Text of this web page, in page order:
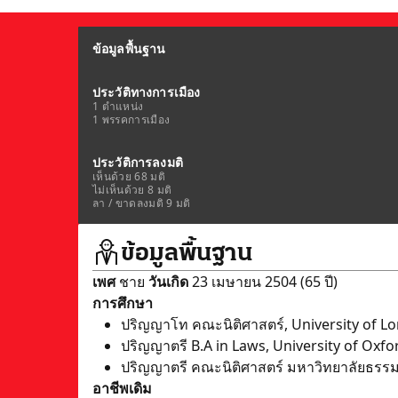
ข้อมูลพื้นฐาน
ประวัติทางการเมือง
1 ตำแหน่ง
1 พรรคการเมือง
ประวัติการลงมติ
เห็นด้วย 68 มติ
ไม่เห็นด้วย 8 มติ
ลา / ขาดลงมติ 9 มติ
ข้อมูลพื้นฐาน
เพศชาย วันเกิด23 เมษายน 2504 (65 ปี)
การศึกษา
ปริญญาโท คณะนิติศาสตร์, University of
ปริญญาตรี B.A in Laws, University of
ปริญญาตรี คณะนิติศาสตร์ มหาวิทยาลัยธรร
อาชีพเดิม